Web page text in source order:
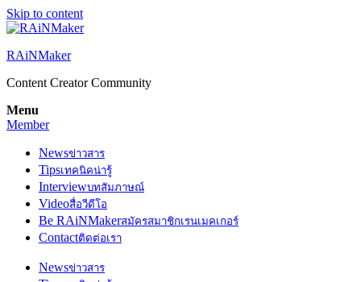
Skip to content
RAiNMaker
Content Creator Community
Menu
Member
Newsข่าวสาร
Tipsเทคนิคน่ารู้
Interviewบทสัมภาษณ์
Videoสื่อวีดีโอ
Be RAiNMakerสมัครสมาชิกเรนเมคเกอร์
Contactติดต่อเรา
Newsข่าวสาร